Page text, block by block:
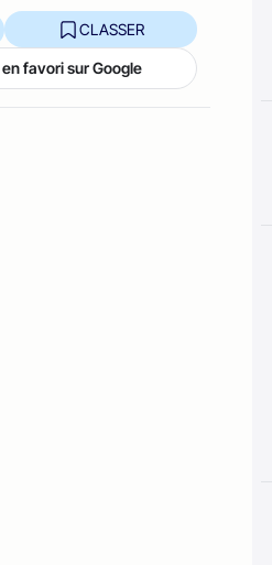
CLASSER
favori sur Google